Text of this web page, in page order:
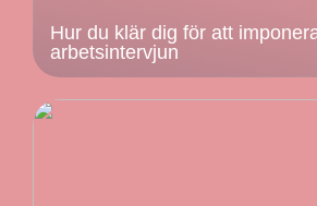
Hur du klär dig för att
arbetsintervjun